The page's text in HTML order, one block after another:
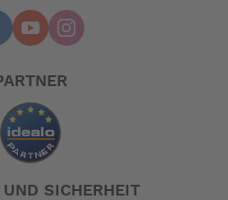
SICHERHEIT